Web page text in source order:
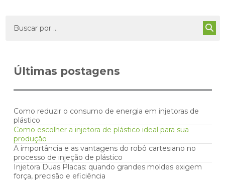
Últimas postagens
Como reduzir o consumo de energia em injetoras de
plástico
Como escolher a injetora de plástico ideal para sua
produção
A importância e as vantagens do robô cartesiano no
processo de injeção de plástico
Injetora Duas Placas: quando grandes moldes exigem
força, precisão e eficiência